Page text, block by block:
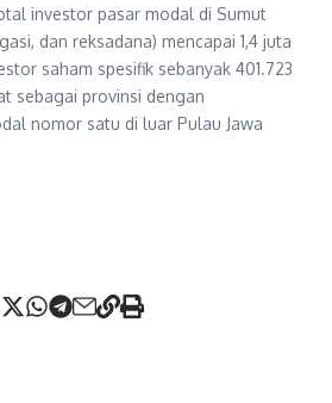
investor pasar modal di Sumut
dan reksadana) mencapai 1,4 juta
saham spesifik sebanyak 401.723
sebagai provinsi dengan
nomor satu di luar Pulau Jawa